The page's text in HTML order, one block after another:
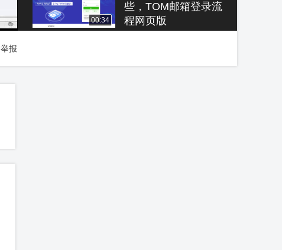
00:34
些，TOM邮箱登录流
程网页版
手持vivo S10 Pro，
举报